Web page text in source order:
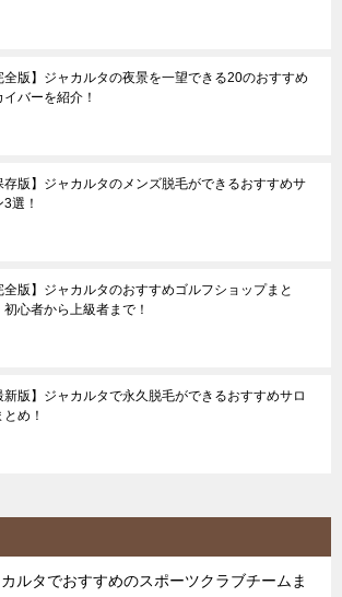
全版】ジャカルタの夜景を一望できる20のおすすめ
イバーを紹介！
存版】ジャカルタのメンズ脱毛ができるおすすめサ
3選！
全版】ジャカルタのおすすめゴルフショップまと
初心者から上級者まで！
新版】ジャカルタで永久脱毛ができるおすすめサロ
とめ！
カルタでおすすめのスポーツクラブチームま